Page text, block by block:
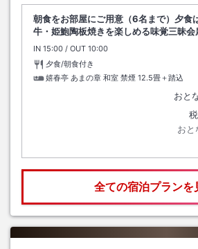
朝食をお部屋にご用意（6名まで）夕食
牛・姫鮑陶板焼きを楽しめる味覚三昧会
IN チェックイン
15:00 / OUT チェックアウト
10:00
夕食/朝食付き
嬉春亭 あまの章 和室 禁煙 12.5畳＋踏込
おと
おと
全ての宿泊プランを